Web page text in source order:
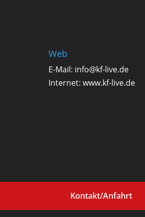
Web
E-Mail: info@kf-live.de
Internet: www.kf-live.de
Kontakt/Anfahrt